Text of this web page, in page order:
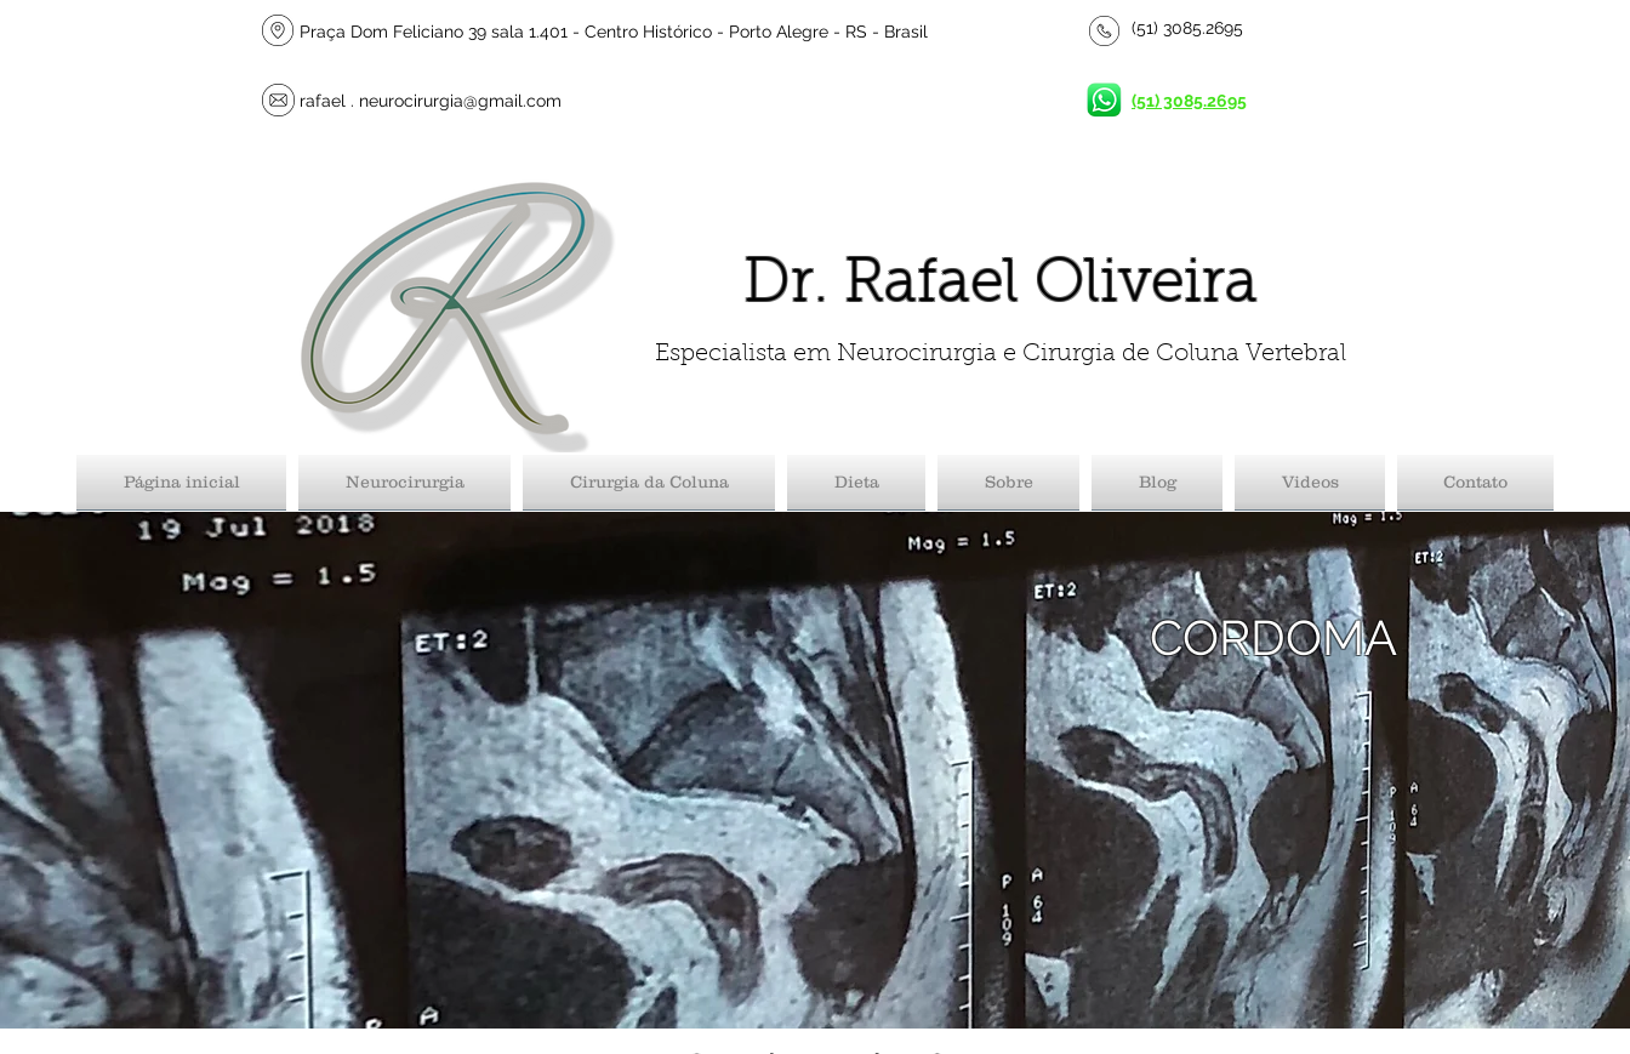
Praça Dom Feliciano 39 sala 1.401 - Centro Histórico - Porto Alegre - RS - Brasil
rafael . neurocirurgia@gmail.com
(51) 3085.2695
(51) 3085.2695
Dr. Rafael Oliveira
Especialista em Neurocirurgia e Cirurgia de Coluna Vertebral
Página inicial Neurocirurgia Cirurgia da Coluna Dieta Sobre Blog Videos Contato
CORDOMA